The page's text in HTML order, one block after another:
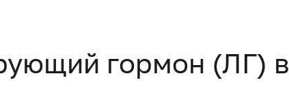
гормон (ЛГ) в